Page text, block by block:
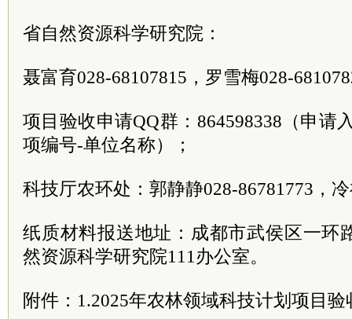
省自然资源科学研究院：
聂富育028-68107815，罗雪梅028-
项目验收申请QQ群：864598338（申请
项编号-单位名称）；
科技厅农环处：郭静静028-86781773，
纸质材料报送地址：成都市武侯区一环
然资源科学研究院111办公室。
附件：1.2025年农林领域科技计划项目